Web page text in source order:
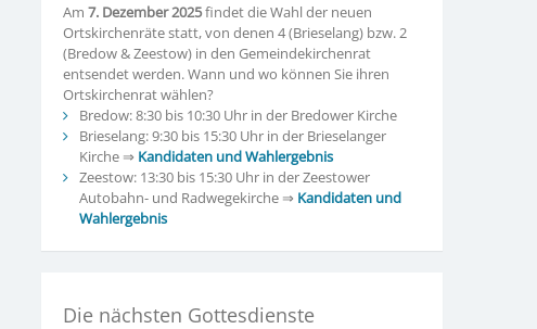
Am 7. Dezember 2025findet die Wahl der neuen
Ortskirchenräte statt, von denen 4 (Brieselang) bzw. 2
(Bredow & Zeestow) in den Gemeindekirchenrat
entsendet werden. Wann und wo können Sie ihren
Ortskirchenrat wählen?
Bredow: 8:30 bis 10:30 Uhr in der Bredower Kirche
Brieselang: 9:30 bis 15:30 Uhr in der Brieselanger
Kirche ⇒ Kandidaten und Wahlergebnis
Zeestow: 13:30 bis 15:30 Uhr in der Zeestower
Autobahn- und Radwegekirche ⇒ Kandidaten und
Wahlergebnis
Die nächsten Gottesdienste